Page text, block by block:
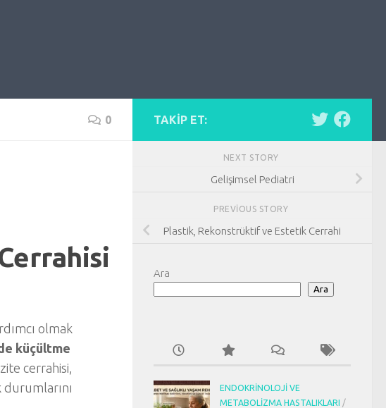
0
olmak
küçültme
cerrahisi,
durumlarını
TAKIP ET:
NEXT STORY
Gelişimsel Pediatri
PREVIOUS STORY
Plastik, Rekonstrüktif ve Estetik Cerrahi
Ara
Ara
ENDOKRINOLOJI VE
METABOLIZMA HASTALIKLARI /